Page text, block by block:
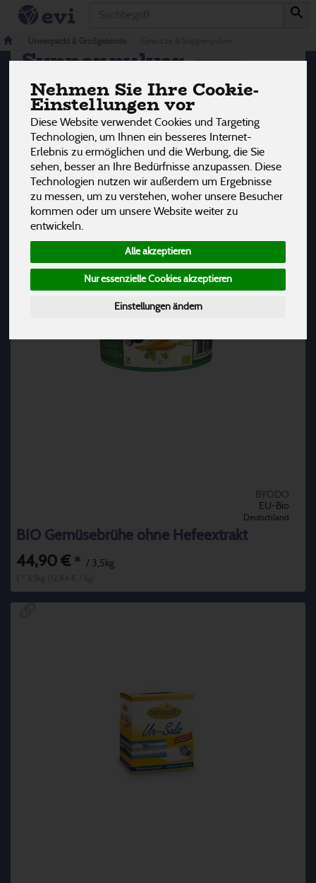
Nehmen Sie Ihre Cookie-
Einstellungen vor
Diese Website verwendet Cookies und Targeting
Technologien, um Ihnen ein besseres Internet-
Erlebnis zu ermöglichen und die Werbung, die Sie
sehen, besser an Ihre Bedürfnisse anzupassen. Diese
Technologien nutzen wir außerdem um Ergebnisse
zu messen, um zu verstehen, woher unsere Besucher
kommen oder um unsere Website weiter zu
entwickeln.
Alle akzeptieren
Nur essenzielle Cookies akzeptieren
Einstellungen ändern
Unverpackt & Großgebinde
Gewürze &
Suppenpulver
12
Hersteller Ernährung Allergene
BYODO
EU-Bio
Deutschland
BIO Gemüsebrühe ohne Hefeextrakt
44,90 € * / 3,5kg